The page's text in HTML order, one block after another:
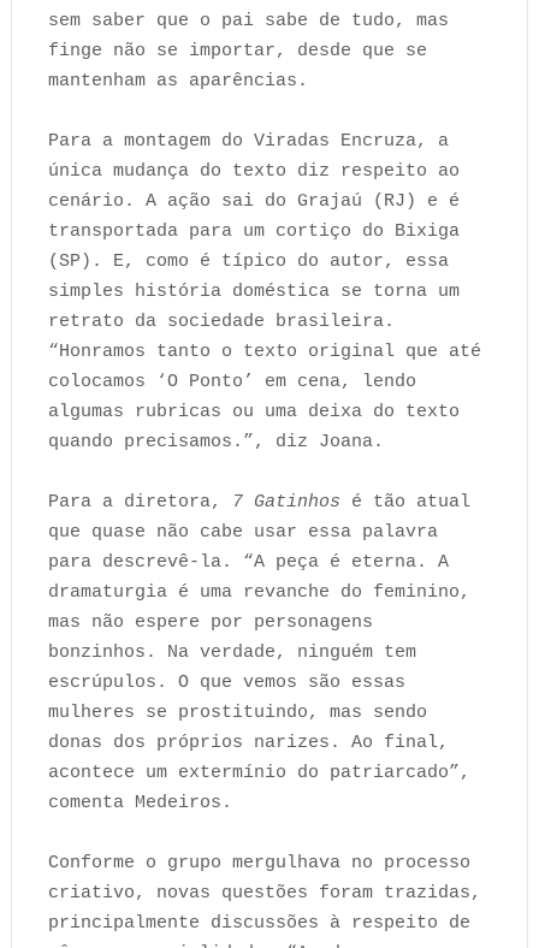
sem saber que o pai sabe de tudo, mas
finge não se importar, desde que se
mantenham as aparências.
Para a montagem do Viradas Encruza, a
única mudança do texto diz respeito ao
cenário. A ação sai do Grajaú (RJ) e é
transportada para um cortiço do Bixiga
(SP). E, como é típico do autor, essa
simples história doméstica se torna um
retrato da sociedade brasileira.
“Honramos tanto o texto original que até
colocamos ‘O Ponto’ em cena, lendo
algumas rubricas ou uma deixa do texto
quando precisamos.”, diz Joana.
Para a diretora, 7 Gatinhos é tão atual
que quase não cabe usar essa palavra
para descrevê-la. “A peça é eterna. A
dramaturgia é uma revanche do feminino,
mas não espere por personagens
bonzinhos. Na verdade, ninguém tem
escrúpulos. O que vemos são essas
mulheres se prostituindo, mas sendo
donas dos próprios narizes. Ao final,
acontece um extermínio do patriarcado”,
comenta Medeiros.
Conforme o grupo mergulhava no processo
criativo, novas questões foram trazidas,
principalmente discussões à respeito de